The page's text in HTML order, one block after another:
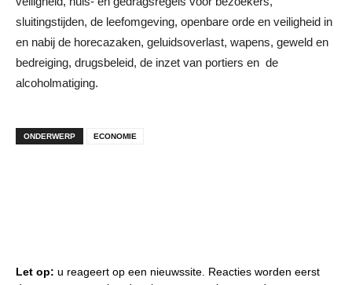
sluitingstijden, de leefomgeving, openbare orde en veiligheid in
en nabij de horecazaken, geluidsoverlast, wapens, geweld en
bedreiging, drugsbeleid, de inzet van portiers en de
alcoholmatiging.
ONDERWERP ECONOMIE
Let op: u reageert op een nieuwssite. Reacties worden eerst